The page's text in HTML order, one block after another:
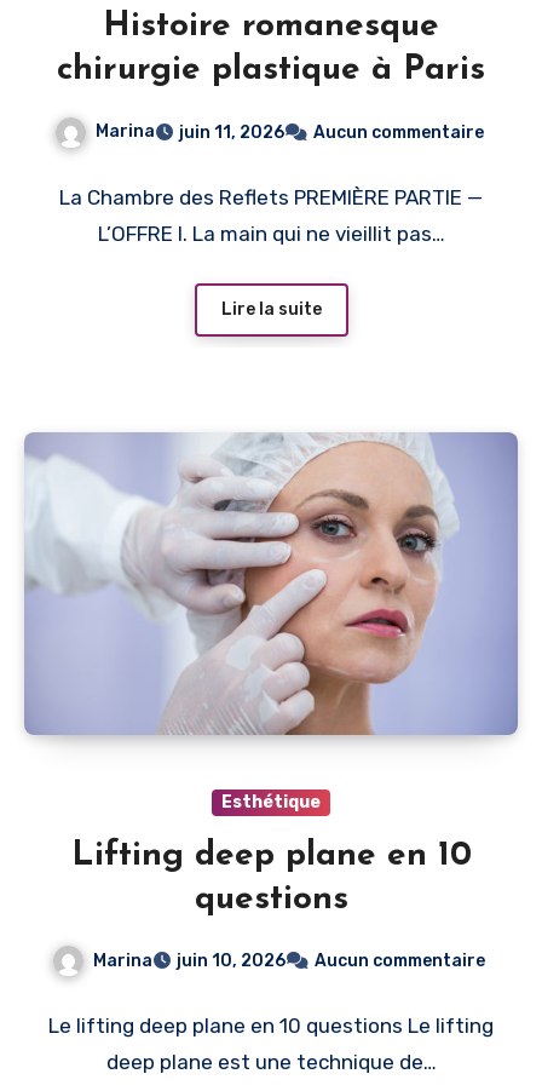
Histoire romanesque
chirurgie plastique à Paris
Marina juin 11, 2026 Aucun commentaire
La Chambre des Reflets PREMIÈRE PARTIE —
L’OFFRE I. La main qui ne vieillit pas…
Lire la suite
Esthétique
Lifting deep plane en 10
questions
Marina juin 10, 2026 Aucun commentaire
Le lifting deep plane en 10 questions Le lifting
deep plane est une technique de…